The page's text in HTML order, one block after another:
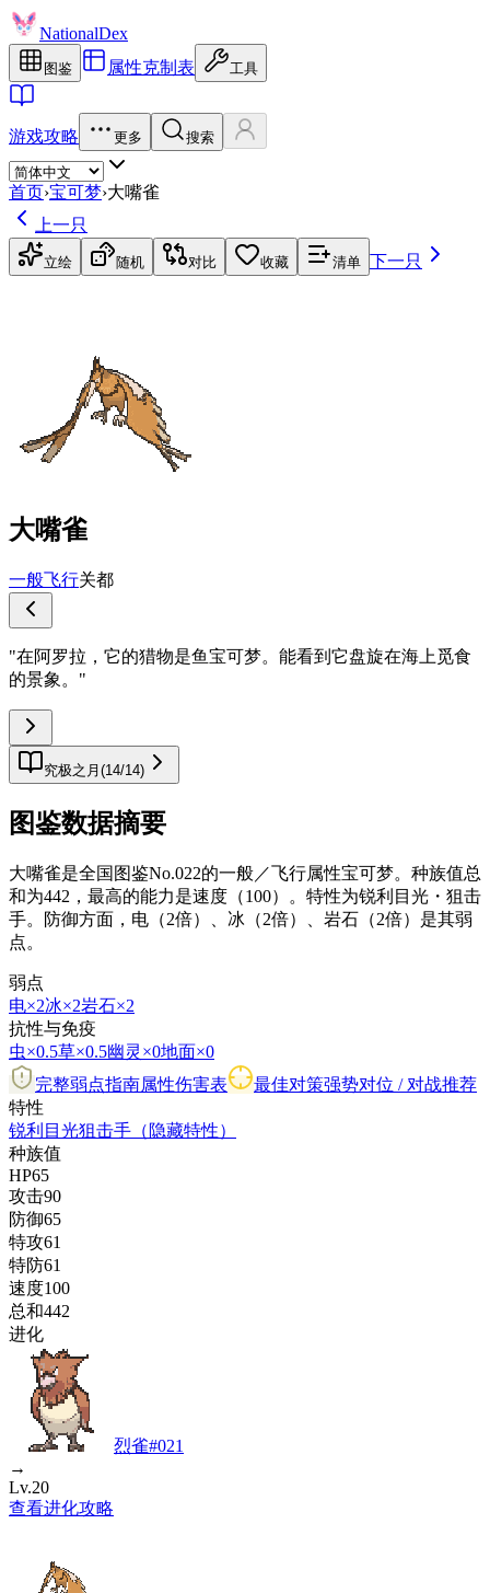
NationalDex
图鉴 属性克制表 工具
游戏攻略 更多 搜索
首页›宝可梦›大嘴雀
上一只
立绘 随机 对比 收藏 清单 下一只
大嘴雀
一般飞行关都
"在阿罗拉，它的猎物是鱼宝可梦。能看到它盘旋在海上觅食
的景象。 "
究极之月 (14/14)
图鉴数据摘要
大嘴雀是全国图鉴No.022的一般／飞行属性宝可梦。种族值总
和为442，最高的能力是速度（100）。特性为锐利目光・狙击
手。防御方面，电（2倍）、冰（2倍）、岩石（2倍）是其弱
点。
弱点
电×2冰×2岩石×2
抗性与免疫
虫×0.5草×0.5幽灵 ×0地面×0
完整弱点指南属性伤害表 最佳对策强势对位 / 对战推荐
特性
锐利目光狙击手 （隐藏特性）
种族值
HP65
攻击90
防御65
特攻61
特防61
速度100
总和442
进化
烈雀#021
→
Lv.20
查看进化攻略